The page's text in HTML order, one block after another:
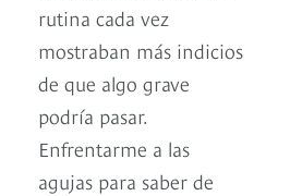
rutina cada vez
mostraban más indicios
de que algo grave
podría pasar.
Enfrentarme a las
agujas para saber de